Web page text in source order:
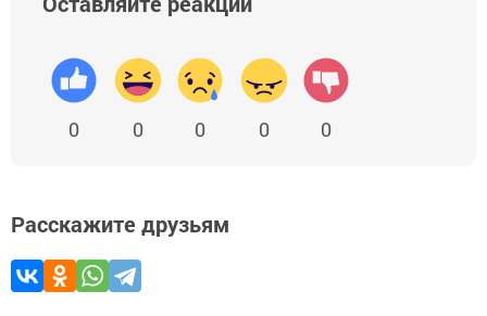
0 0 0 0 0
Расскажите друзьям